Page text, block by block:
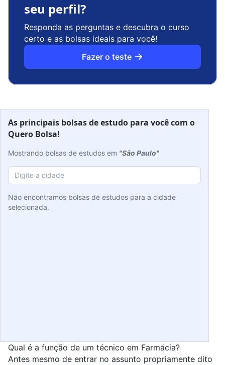
seu perfil?
Responda as perguntas e descubra o curso
certo e as bolsas ideais para você!
Fazer o teste
As principais bolsas de estudo para você com o
Quero Bolsa!
Mostrando bolsas de estudos em "São Paulo"
Não encontramos bolsas de estudos para a cidade
selecionada.
Qual é a função de um técnico em Farmácia?
Antes mesmo de entrar no assunto propriamente dito